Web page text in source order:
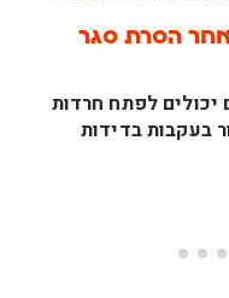
הסרת סגר
לפתח חרדות
בעקבות בדידות